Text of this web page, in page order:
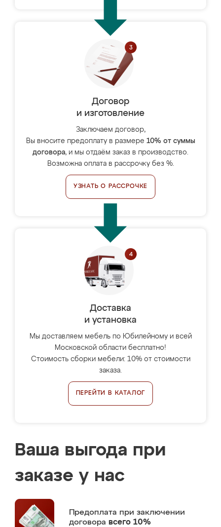
Договор
и изготовление
Заключаем договор,
Вы вносите предоплату в размере 10% от суммы
договора, и мы отдаём заказ в производство.
Возможна оплата в рассрочку без %.
УЗНАТЬ О РАССРОЧКЕ
Доставка
и установка
Мы доставляем мебель по Юбилейному и всей
Московской области бесплатно!
Стоимость сборки мебели: 10% от стоимости
заказа.
ПЕРЕЙТИ В КАТАЛОГ
Ваша выгода при
заказе у нас
Предоплата при заключении
договора всего 10%